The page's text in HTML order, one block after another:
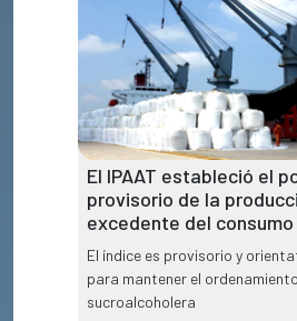
El IPAAT estableció el
provisorio de la
excedente del
El índice es provisorio y
para mantener el
sucroalcoholera